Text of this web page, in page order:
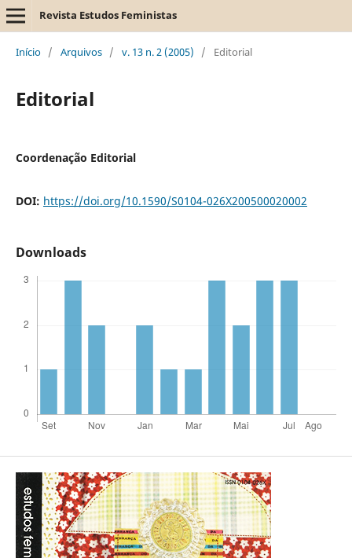
Revista Estudos Feministas
Início / Arquivos / v. 13 n. 2 (2005) / Editorial
Editorial
Coordenação Editorial
DOI: https://doi.org/10.1590/S0104-026X200500020002
Downloads